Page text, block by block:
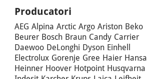
Producatori
AEG Alpina Arctic Argo Ariston Beko
Beurer Bosch Braun Candy Carrier
Daewoo DeLonghi Dyson Einhell
Electrolux Gorenje Gree Haier Hansa
Heinner Hoover Hotpoint Husqvarna